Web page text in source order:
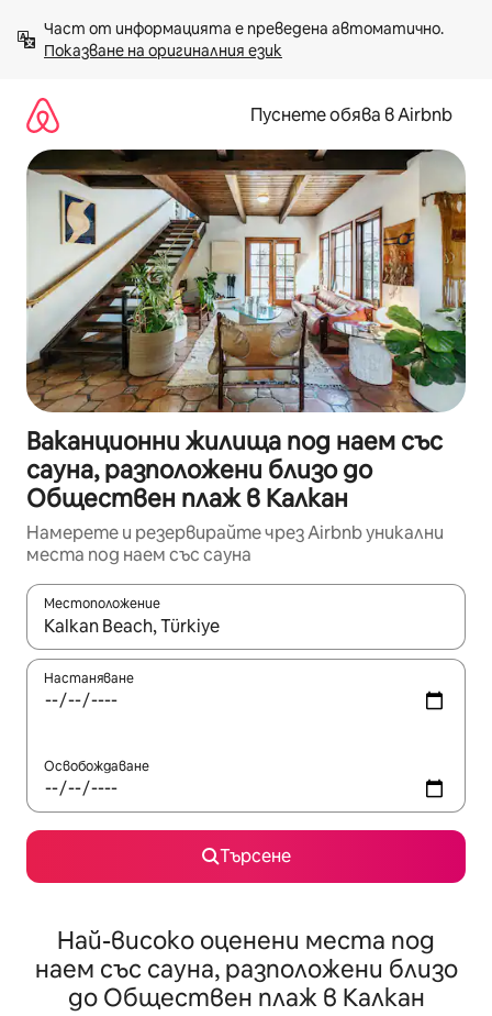
към
съдържанието
Показване на оригиналния език
Пуснете обява в Airbnb
Ваканционни жилища под наем със
сауна, разположени близо до
Обществен плаж в Калкан
Намерете и резервирайте чрез Airbnb уникални
места под наем със сауна
Местоположение
Когато резултатите се покажат, използвайте
Настаняване
Освобождаване
Търсене
Най-високо оценени места под
наем със сауна, разположени близо
до Обществен плаж в Калкан